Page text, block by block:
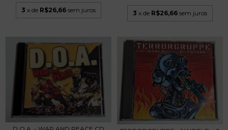
3 x de R$26,66 sem juros 3 x de R$26,66 sem juros